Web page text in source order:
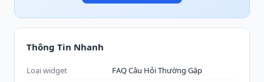
Thông Tin Nhanh
Loại widget
FAQ Câu Hỏi Thường Gặp